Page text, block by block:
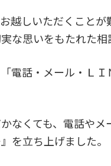
越しいただくこと
な思いをもたれた
電話・メール・Ｌ
なくても、電話や
を立ち上げました。